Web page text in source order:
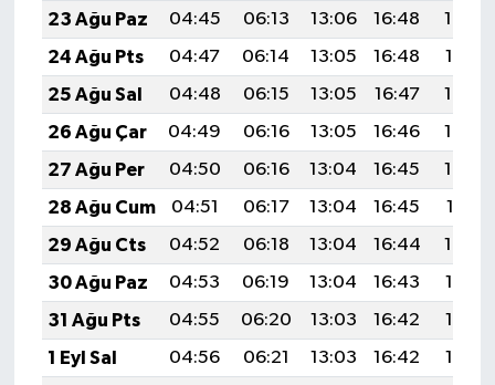
23 Ağu Paz
04:45 06:13 13:06 16:48
19:48
24 Ağu Pts
04:47 06:14 13:05 16:48
19:47
25 Ağu Sal
04:48 06:15 13:05 16:47
19:45
26 Ağu Çar
04:49 06:16 13:05 16:46
19:44
27 Ağu Per
04:50 06:16 13:04 16:45
19:43
28 Ağu Cum
04:51 06:17 13:04 16:45
19:41
29 Ağu Cts
04:52 06:18 13:04 16:44
19:40
30 Ağu Paz
04:53 06:19 13:04 16:43
19:38
31 Ağu Pts
04:55 06:20 13:03 16:42
19:37
1 Eyl Sal
04:56 06:21 13:03 16:42
19:35